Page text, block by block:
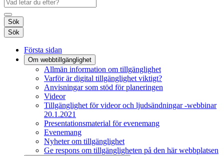
Sök
Sök
Första sidan
Om webbtillgänglighet
Allmän information om tillgänglighet
Varför är digital tillgänglighet viktigt?
Anvisningar som stöd för planeringen
Videor
Tillgänglighet för videor och ljudsändningar -webbinar
20.1.2021
Presentationsmaterial för evenemang
Evenemang
Nyheter om tillgänglighet
Ge respons om tillgängligheten på den här webbplatsen